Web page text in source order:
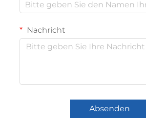
Nachricht
Absenden